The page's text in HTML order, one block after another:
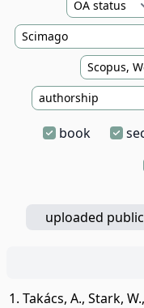
book
uploaded
Takács, A., Stark, W.,